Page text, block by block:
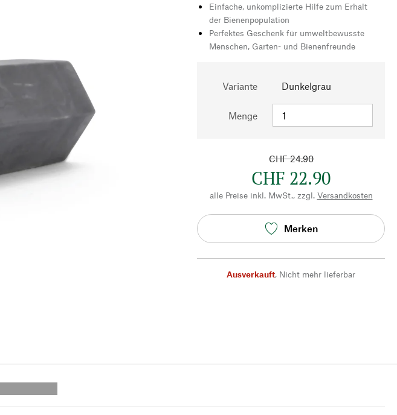
Einfache, unkomplizierte Hilfe zum Erhalt
der Bienenpopulation
Perfektes Geschenk für umweltbewusste
Menschen, Garten- und Bienenfreunde
Variante Dunkelgrau
Menge
CHF 24.90
CHF 22.90
alle Preise inkl. MwSt., zzgl. Versandkosten
Merken
Ausverkauft, Nicht mehr lieferbar